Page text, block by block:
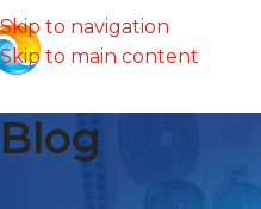
Skip to navigation
Skip to main content
Blog
Jak dobrać